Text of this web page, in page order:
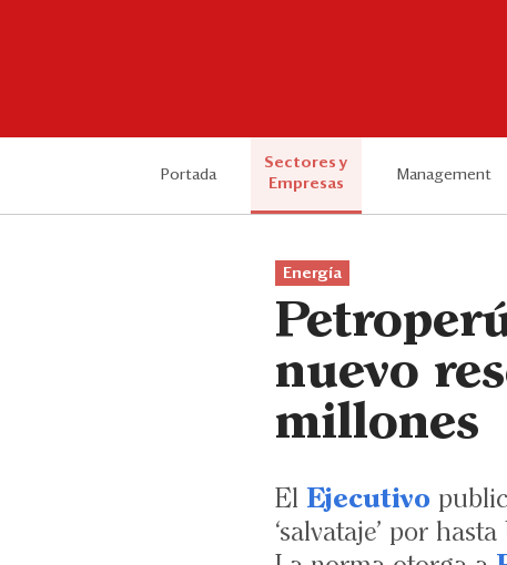
Portada
Sectores y
Empresas
Management
Energía
nuevo
millones
El Ejecutivo
‘salvataje’ por